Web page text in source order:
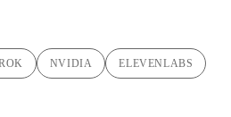
NVIDIA ELEVENLABS